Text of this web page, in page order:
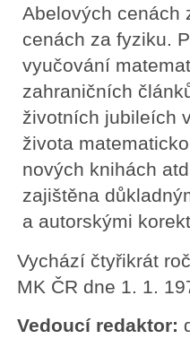
Abelových cenách
cenách za fyziku.
vyučování
zahraničních
životních jubileích
života
nových knihách
zajištěna
a autorskými
Vychází čtyřikrát
MK ČR dne 1. 1.
Vedoucí redaktor: